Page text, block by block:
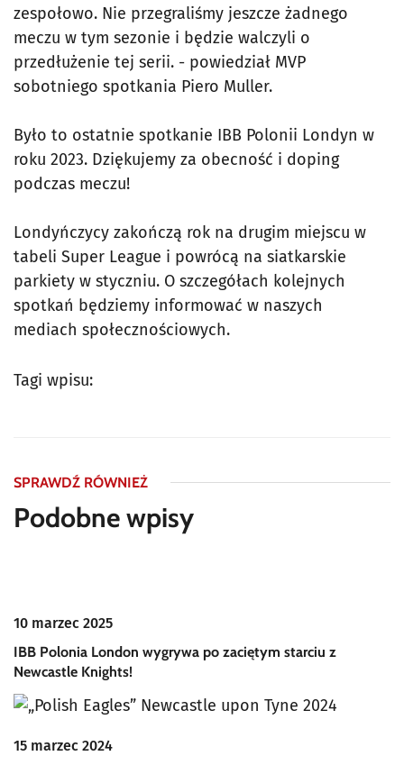
zespołowo. Nie przegraliśmy jeszcze żadnego
meczu w tym sezonie i będzie walczyli o
przedłużenie tej serii. - powiedział MVP
sobotniego spotkania Piero Muller.
Było to ostatnie spotkanie IBB Polonii Londyn w
roku 2023. Dziękujemy za obecność i doping
podczas meczu!
Londyńczycy zakończą rok na drugim miejscu w
tabeli Super League i powrócą na siatkarskie
parkiety w styczniu. O szczegółach kolejnych
spotkań będziemy informować w naszych
mediach społecznościowych.
Tagi wpisu:
SPRAWDŹ RÓWNIEŻ
Podobne wpisy
10 marzec 2025
IBB Polonia London wygrywa po zaciętym starciu z
Newcastle Knights!
15 marzec 2024